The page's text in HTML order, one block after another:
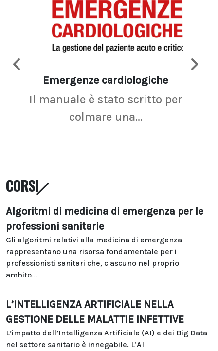
Emergenze cardiologiche
Il manuale è stato scritto per
colmare una...
CORSI
Algoritmi di medicina di emergenza per le
professioni sanitarie
Gli algoritmi relativi alla medicina di emergenza
rappresentano una risorsa fondamentale per i
professionisti sanitari che, ciascuno nel proprio
ambito...
L’INTELLIGENZA ARTIFICIALE NELLA
GESTIONE DELLE MALATTIE INFETTIVE
L’impatto dell’Intelligenza Artificiale (AI) e dei Big Data
nel settore sanitario è innegabile. L’AI